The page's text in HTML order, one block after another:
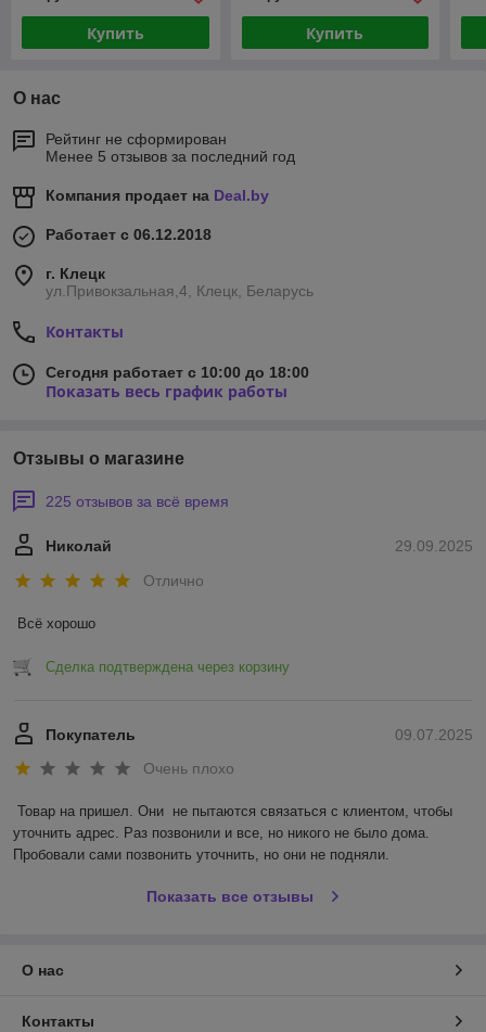
Купить Купить
О нас
Рейтинг не сформирован
Менее 5 отзывов за последний год
Компания продает на Deal.by
Работает с 06.12.2018
г. Клецк
ул.Привокзальная,4, Клецк, Беларусь
Контакты
Сегодня работает с 10:00 до 18:00
Показать весь график работы
Отзывы о магазине
225 отзывов за всё время
29.09.2025
Николай
Отлично
Всё хорошо
Сделка подтверждена через корзину
09.07.2025
Покупатель
Очень плохо
Товар на пришел. Они  не пытаются связаться с клиентом, чтобы
уточнить адрес. Раз позвонили и все, но никого не было дома.
Пробовали сами позвонить уточнить, но они не подняли.
Показать все отзывы
О нас
Контакты